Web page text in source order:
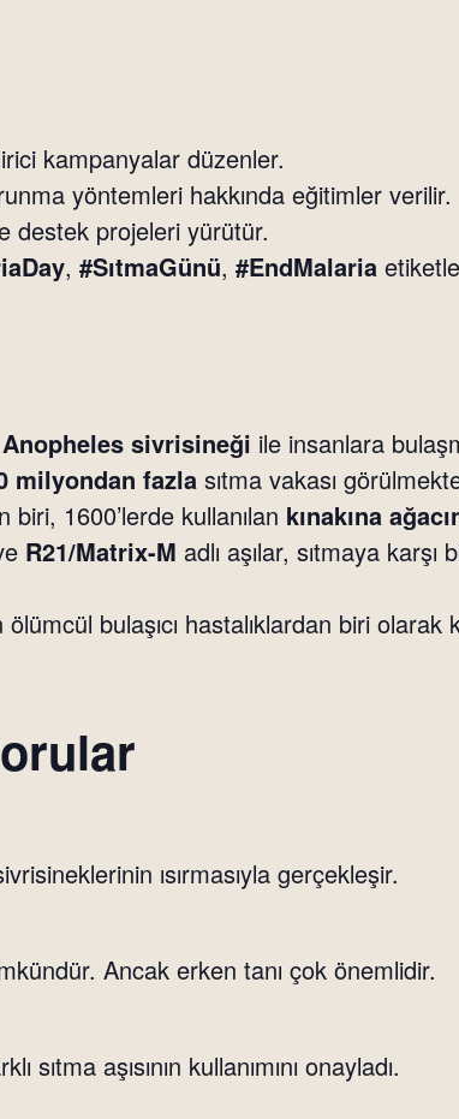
kampanyalar düzenler.
yöntemleri hakkında eğitimler verilir.
destek projeleri yürütür.
, #SıtmaGünü, #EndMalaria
Anopheles sivrisineği ile insanlara
milyondan fazla sıtma vakası
1600’lerde kullanılan kınakına
R21/Matrix-M adlı aşılar, sıtmaya
bulaşıcı hastalıklardan biri
ısırmasıyla gerçekleşir.
Ancak erken tanı çok önemlidir.
aşısının kullanımını onayladı.